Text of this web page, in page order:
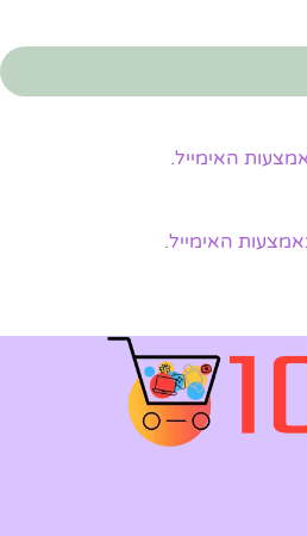
האימייל.
האימייל.